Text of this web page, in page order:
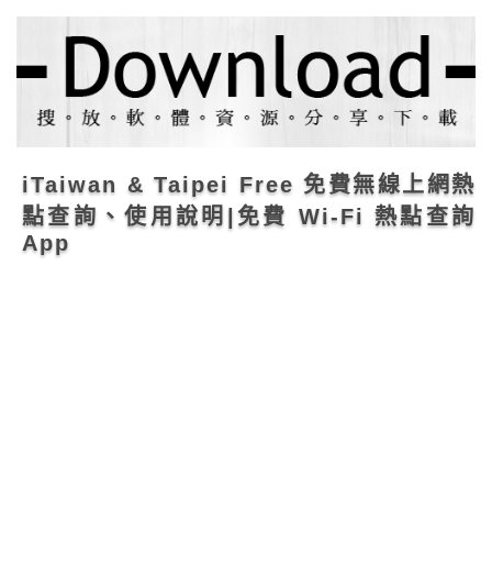
iTaiwan & Taipei Free 免費無線上網熱
點查詢、使用說明|免費 Wi-Fi 熱點查詢
App